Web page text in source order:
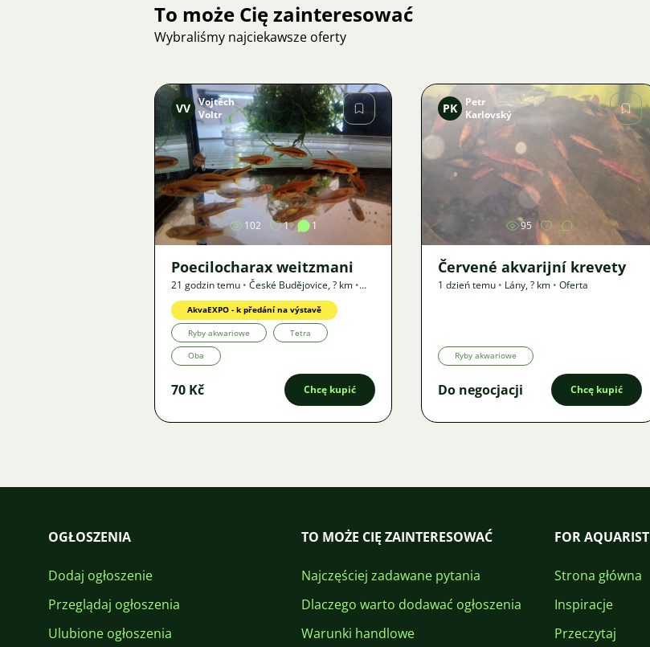
To może Cię zainteresować
Wybraliśmy najciekawsze oferty
Zdjęcie
VV Vojtěch
Voltr
102 1 1
Poecilocharax weitzmani
21 godzin temu • České Budějovice,? km •
Oferta
AkvaEXPO - k předání na výstavě
Ryby akwariowe Tetra
Oba
70 Kč Chcę kupić
Zdjęcie
PK
Petr
Karlovský
95
Červené akvarijní krevety
1 dzień temu • Lány,? km • Oferta
Ryby akwariowe
Do negocjacji Chcę kupić
OGŁOSZENIA
Dodaj ogłoszenie
Przeglądaj ogłoszenia
Ulubione ogłoszenia
TO MOŻE CIĘ ZAINTERESOWAĆ
Najczęściej zadawane pytania
Dlaczego warto dodawać ogłoszenia
Warunki handlowe
FOR AQUARIST
Strona główna
Inspiracje
Przeczytaj